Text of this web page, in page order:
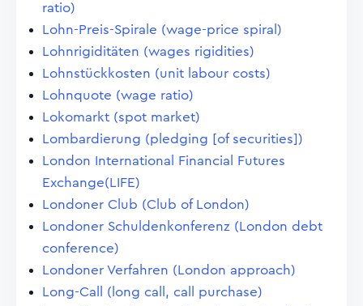
ratio)
Lohn-Preis-Spirale (wage-price spiral)
Lohnrigiditäten (wages rigidities)
Lohnstückkosten (unit labour costs)
Lohnquote (wage ratio)
Lokomarkt (spot market)
Lombardierung (pledging [of securities])
London International Financial Futures
Exchange(LIFE)
Londoner Club (Club of London)
Londoner Schuldenkonferenz (London debt
conference)
Londoner Verfahren (London approach)
Long-Call (long call, call purchase)